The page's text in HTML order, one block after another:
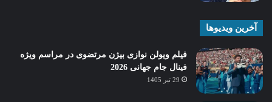
آخرین ویدیوها
فیلم ویولن نوازی بیژن مرتضوی در مراسم ویژه
فینال جام جهانی 2026
29 تیر 1405